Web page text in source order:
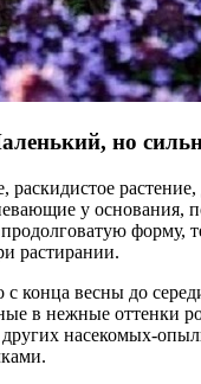
но
у
форму,
растирании.
конца весны до
в нежные оттенки
насекомых-